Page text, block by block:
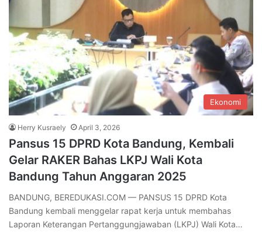
Ekonomi
Herry Kusraely April 3, 2026
Pansus 15 DPRD Kota Bandung, Kembali
Gelar RAKER Bahas LKPJ Wali Kota
Bandung Tahun Anggaran 2025
BANDUNG, BEREDUKASI.COM — PANSUS 15 DPRD Kota
Bandung kembali menggelar rapat kerja untuk membahas
Laporan Keterangan Pertanggungjawaban (LKPJ) Wali Kota…